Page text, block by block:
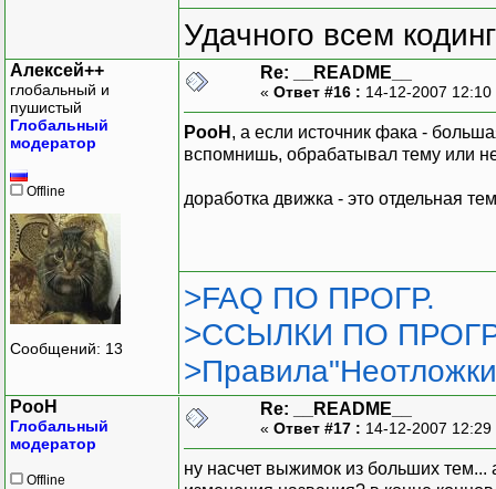
Удачного всем
Алексей++
глобальный и
пушистый
Глобальный
модератор
Offline
Сообщений: 13
Re: __README__
« Ответ #16 : 14-12-2007
PooH , а если источник фака -
вспомнишь, обрабатывал тему или
доработка движка - это отдельная
>FAQ ПО ПРОГР.
>ССЫЛКИ ПО
PooH
Глобальный
модератор
Offline
Re: __README__
« Ответ #17 : 14-12-2007
ну насчет выжимок из больших тем...